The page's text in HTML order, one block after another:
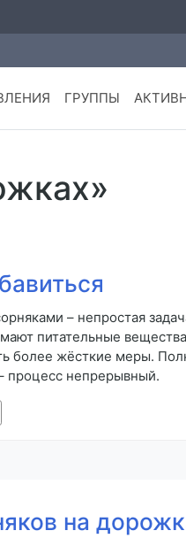
ГРУППЫ
– непростая
питательные
более жёсткие меры.
процесс непрерывный.
на